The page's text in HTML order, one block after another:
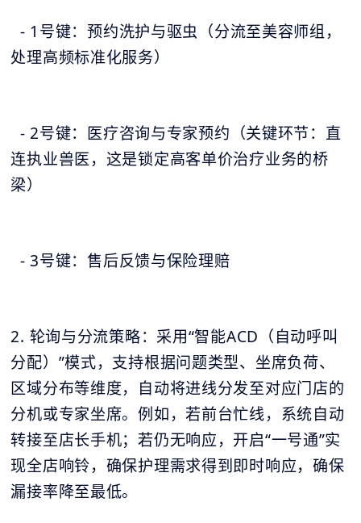
- 1号键：预约洗护与驱虫（分流至美容师组，
处理高频标准化服务）
- 2号键：医疗咨询与专家预约（关键环节：直
连执业兽医，这是锁定高客单价治疗业务的桥
梁）
- 3号键：售后反馈与保险理赔
2. 轮询与分流策略：采用“智能ACD（自动呼叫
分配）”模式，支持根据问题类型、坐席负荷、
区域分布等维度，自动将进线分发至对应门店的
分机或专家坐席。例如，若前台忙线，系统自动
转接至店长手机；若仍无响应，开启“一号通”实
现全店响铃，确保护理需求得到即时响应，确保
漏接率降至最低。